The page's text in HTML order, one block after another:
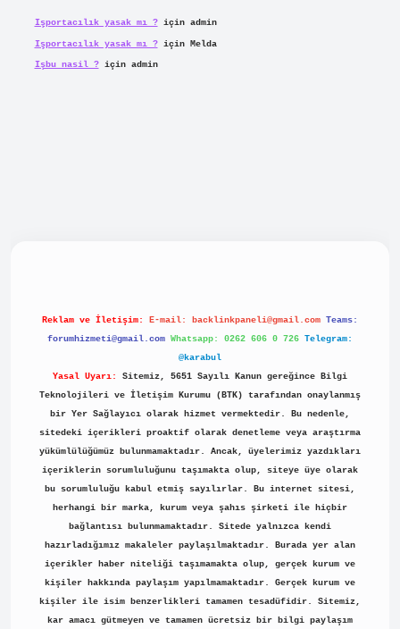
Işportacılık yasak mı ?için admin
Işportacılık yasak mı ?için Melda
Işbu nasil ?için admin
Reklam ve İletişim: E-mail: backlinkpaneli@gmail.com Teams:
forumhizmeti@gmail.com Whatsapp: 0262 606 0 726 Telegram:
@karabul
Yasal Uyarı:
Sitemiz, 5651 Sayılı Kanun gereğince Bilgi
Teknolojileri ve İletişim Kurumu (BTK) tarafından onaylanmış
bir Yer Sağlayıcı olarak hizmet vermektedir. Bu nedenle,
sitedeki içerikleri proaktif olarak denetleme veya araştırma
yükümlülüğümüz bulunmamaktadır. Ancak, üyelerimiz yazdıkları
içeriklerin sorumluluğunu taşımakta olup, siteye üye olarak
bu sorumluluğu kabul etmiş sayılırlar. Bu internet sitesi,
herhangi bir marka, kurum veya şahıs şirketi ile hiçbir
bağlantısı bulunmamaktadır. Sitede yalnızca kendi
hazırladığımız makaleler paylaşılmaktadır. Burada yer alan
içerikler haber niteliği taşımamakta olup, gerçek kurum ve
kişiler hakkında paylaşım yapılmamaktadır. Gerçek kurum ve
kişiler ile isim benzerlikleri tamamen tesadüfidir. Sitemiz,
kar amacı gütmeyen ve tamamen ücretsiz bir bilgi paylaşım